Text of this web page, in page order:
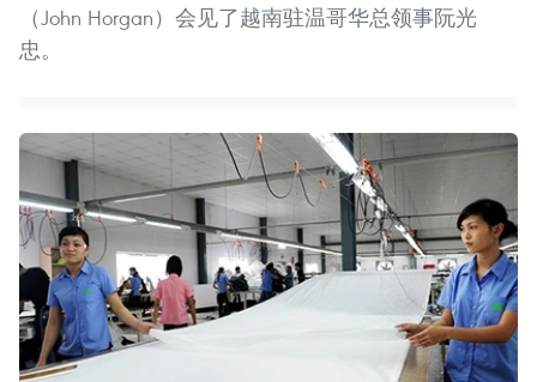
（John Horgan）会见了越南驻温哥华总领事阮光
忠。